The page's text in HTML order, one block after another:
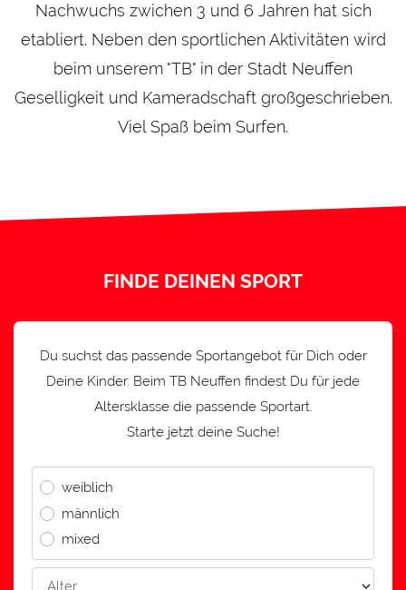
Nachwuchs zwichen 3 und 6 Jahren hat sich
etabliert. Neben den sportlichen Aktivitäten wird
beim unserem "TB" in der Stadt Neuffen
Geselligkeit und Kameradschaft großgeschrieben.
Viel Spaß beim Surfen.
FINDE DEINEN SPORT
Du suchst das passende Sportangebot für Dich oder
Deine Kinder. Beim TB Neuffen findest Du für jede
Altersklasse die passende Sportart.
Starte jetzt deine Suche!
weiblich
männlich
mixed